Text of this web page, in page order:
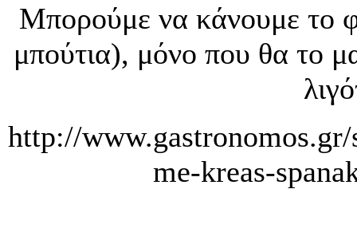
Μπορούμε να κάνουμε το
μπούτια), μόνο που θα το
http://
me-kreas-